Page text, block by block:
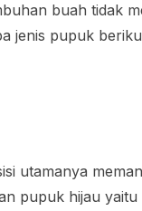
buah tidak
jenis pupuk
utamanya
pupuk hijau